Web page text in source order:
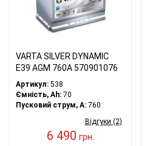
VARTA SILVER DYNAMIC
E39 AGM 760A 570901076
Артикул: 538
Ємність, Ah: 70
Пусковий струм, A: 760
Відгуки (2)
6 490 грн.